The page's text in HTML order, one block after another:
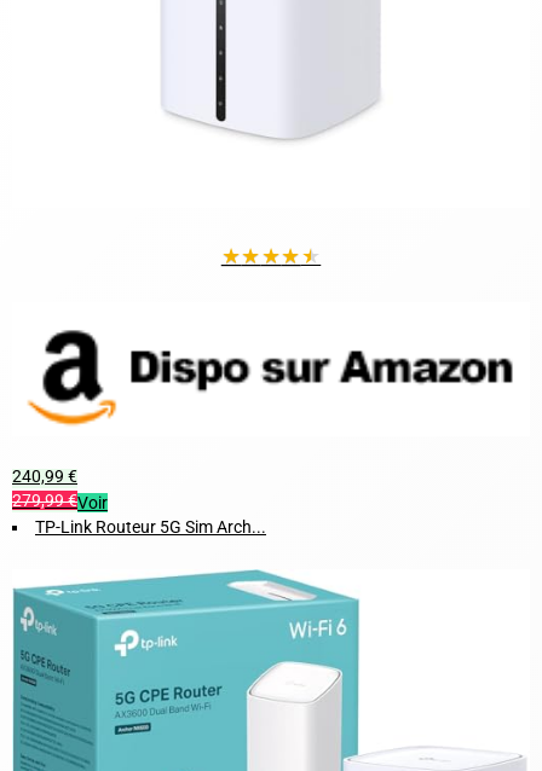
★★★★★
240,99 €
279,99 €Voir
TP-Link Routeur 5G Sim Arch...